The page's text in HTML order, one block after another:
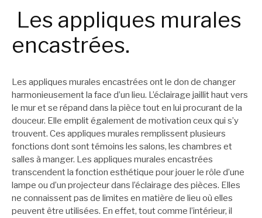
Les appliques murales
encastrées.
Les appliques murales encastrées ont le don de changer
harmonieusement la face d’un lieu. L’éclairage jaillit haut vers
le mur et se répand dans la pièce tout en lui procurant de la
douceur. Elle emplit également de motivation ceux qui s’y
trouvent. Ces appliques murales remplissent plusieurs
fonctions dont sont témoins les salons, les chambres et
salles à manger. Les appliques murales encastrées
transcendent la fonction esthétique pour jouer le rôle d’une
lampe ou d’un projecteur dans l’éclairage des pièces. Elles
ne connaissent pas de limites en matière de lieu où elles
peuvent être utilisées. En effet, tout comme l’intérieur, il